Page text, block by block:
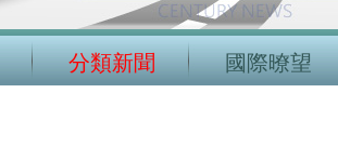
分類新聞 國際暸望